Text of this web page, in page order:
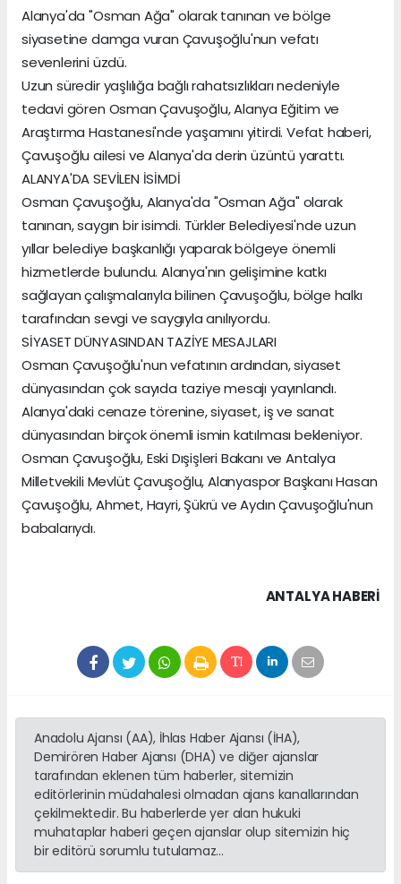
Alanya'da "Osman Ağa" olarak tanınan ve bölge
siyasetine damga vuran Çavuşoğlu'nun vefatı
sevenlerini üzdü.
Uzun süredir yaşlılığa bağlı rahatsızlıkları nedeniyle
tedavi gören Osman Çavuşoğlu, Alanya Eğitim ve
Araştırma Hastanesi'nde yaşamını yitirdi. Vefat haberi,
Çavuşoğlu ailesi ve Alanya'da derin üzüntü yarattı.
ALANYA'DA SEVİLEN İSİMDİ
Osman Çavuşoğlu, Alanya'da "Osman Ağa" olarak
tanınan, saygın bir isimdi. Türkler Belediyesi'nde uzun
yıllar belediye başkanlığı yaparak bölgeye önemli
hizmetlerde bulundu. Alanya'nın gelişimine katkı
sağlayan çalışmalarıyla bilinen Çavuşoğlu, bölge halkı
tarafından sevgi ve saygıyla anılıyordu.
SİYASET DÜNYASINDAN TAZİYE MESAJLARI
Osman Çavuşoğlu'nun vefatının ardından, siyaset
dünyasından çok sayıda taziye mesajı yayınlandı.
Alanya'daki cenaze törenine, siyaset, iş ve sanat
dünyasından birçok önemli ismin katılması bekleniyor.
Osman Çavuşoğlu, Eski Dışişleri Bakanı ve Antalya
Milletvekili Mevlüt Çavuşoğlu, Alanyaspor Başkanı Hasan
Çavuşoğlu, Ahmet, Hayri, Şükrü ve Aydın Çavuşoğlu'nun
babalarıydı.
ANTALYA HABERİ
Anadolu Ajansı (AA), İhlas Haber Ajansı (İHA),
Demirören Haber Ajansı (DHA) ve diğer ajanslar
tarafından eklenen tüm haberler, sitemizin
editörlerinin müdahalesi olmadan ajans kanallarından
çekilmektedir. Bu haberlerde yer alan hukuki
muhataplar haberi geçen ajanslar olup sitemizin hiç
bir editörü sorumlu tutulamaz...